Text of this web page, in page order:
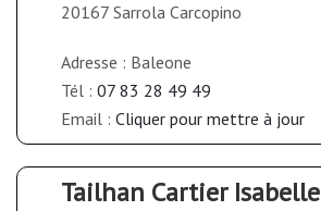
20167 Sarrola Carcopino
Adresse : Baleone
Tél : 07 83 28 49 49
Email : Cliquer pour mettre à jour
Tailhan Cartier Isabelle